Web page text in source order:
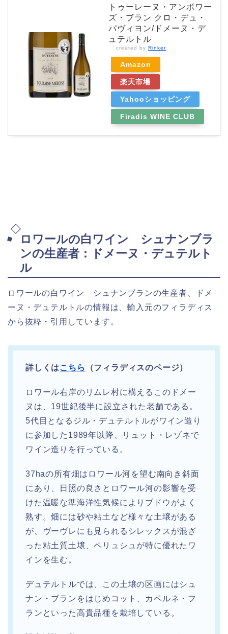
トゥーレーヌ・アンボワー
ズ・ブラン クロ・デュ・
パヴィヨン/ドメーヌ・デ
ュテルトル
created by Rinker
Amazon
楽天市場
Yahooショッピング
Firadis WINE CLUB
ロワールの白ワイン シュナンブラ
ンの生産者：ドメーヌ・デュテルト
ル
ロワールの白ワイン シュナンブランの生産者、ドメ
ーヌ・デュテルトルの情報は、輸入元のフィラディス
から抜粋・引用しています。
詳しくはこちら （フィラディスのページ）
ロワール右岸のリムレ村に構えるこのドメー
ヌは、19世紀後半に設立された老舗である。
5代目となるジル・デュテルトルがワイン造り
に参加した1989年以降、リュット・レゾネで
ワイン造りを行っている。
37haの所有畑はロワール河を望む南向き斜面
にあり、日照の良さとロワール河の影響を受
けた温暖な準海洋性気候によりブドウがよく
熟す。畑には砂や粘土など様々な土壌がある
が、ヴーヴレにも見られるシレックスが混ざ
った粘土質土壌、ペリュシュが特に優れたワ
インを生む。
デュテルトルでは、この土壌の区画にはシュ
ナン・ブランをはじめコット、カベルネ・フ
ランといった高貴品種を栽培している。